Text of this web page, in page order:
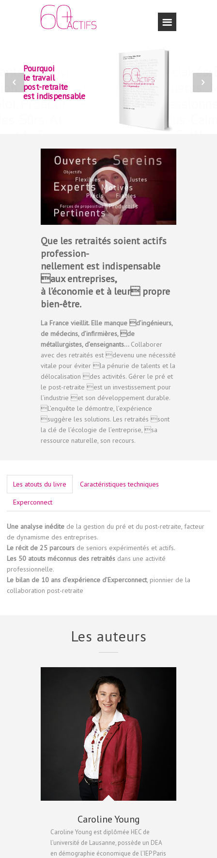
Pourquoi
le travail
post-retraite
est indispensable
Que les retraités soient actifs
profession-
nellement est indispensable
aux entreprises,
à l’économie et à leur propre
bien-être.
La France vieillit. Elle manque d’ingénieurs,
de médecins, d’infirmières, de
métallurgistes, d’enseignants… Collaborer
avec des retraités est devenu une nécessité
vitale pour éviter la pénurie de talents et la
délocalisation des activités. Gérer le pré et
le post-retraite est un investissement pour
l’industrie et son développement durable.
L’enquête le démontre, l’expérience
suggère les solutions. Les retraités sont
la clé de l’écologie de l’entreprise, sa
ressource naturelle, son recours.
Les atouts du livre Caractéristiques techniques
Experconnect
Une analyse inédite de la gestion du pré et du post-retraite, facteur
de dynamisme des entreprises.
Le récit de 25 parcours de seniors expérimentés et actifs.
Les 50 atouts méconnus des retraités dans une activité
professionnelle.
Le bilan de 10 ans d’expérience d’Experconnect, pionnier de la
collaboration post-retraite
Les auteurs
Caroline Young
Caroline Young est diplômée HEC de
l’université de Lausanne, possède un DEA
en démographie économique de l’IEP Paris